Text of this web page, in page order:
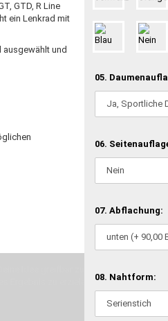
05.
06.
07. Abflachung:
08. Nahtform:
GTD, R Line
ein Lenkrad mit
ausgewählt und
zu erzielen, verwenden wir